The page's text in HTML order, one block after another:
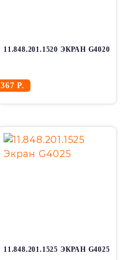
11.848.201.1520 ЭКРАН G4020
367 Р.
11.848.201.1525 ЭКРАН G4025